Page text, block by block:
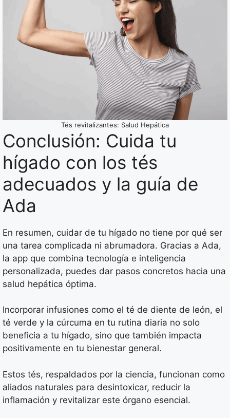
Tés revitalizantes: Salud Hepática
Conclusión: Cuida tu
hígado con los tés
adecuados y la guía de
Ada
En resumen, cuidar de tu hígado no tiene por qué ser
una tarea complicada ni abrumadora. Gracias a Ada,
la app que combina tecnología e inteligencia
personalizada, puedes dar pasos concretos hacia una
salud hepática óptima.
Incorporar infusiones como el té de diente de león, el
té verde y la cúrcuma en tu rutina diaria no solo
beneficia a tu hígado, sino que también impacta
positivamente en tu bienestar general.
Estos tés, respaldados por la ciencia, funcionan como
aliados naturales para desintoxicar, reducir la
inflamación y revitalizar este órgano esencial.